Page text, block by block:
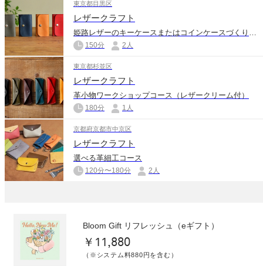
東京都目黒区
レザークラフト
姫路レザーのキーケースまたはコインケースづくりコース
150分 2人
東京都杉並区
レザークラフト
革小物ワークショップコース（レザークリーム付）
180分 1人
京都府京都市中京区
レザークラフト
選べる革細工コース
120分〜180分 2人
Bloom Gift リフレッシュ（eギフト）
￥11,880
（※システム料880円を含む）